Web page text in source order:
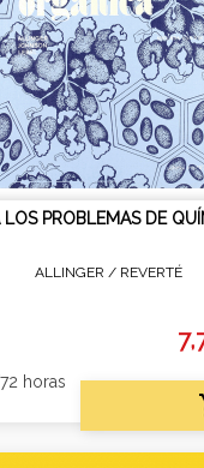
LOS PROBLEMAS DE
ALLINGER / REVERTÉ
horas